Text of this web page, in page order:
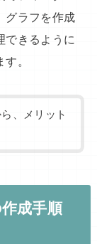
グラフを作成
できるように
。
、メリット
成手順